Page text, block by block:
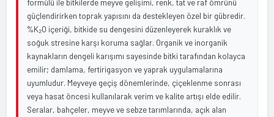
formülü ile bitkilerde meyve gelişimi, renk, tat ve raf ömrünü
güçlendirirken toprak yapısını da destekleyen özel bir gübredir.
%K₂O içeriği, bitkide su dengesini düzenleyerek kuraklık ve
soğuk stresine karşı koruma sağlar. Organik ve inorganik
kaynakların dengeli karışımı sayesinde bitki tarafından kolayca
emilir; damlama, fertirigasyon ve yaprak uygulamalarına
uyumludur. Meyveye geçiş dönemlerinde, çiçeklenme sonrası
veya hasat öncesi kullanılarak verim ve kalite artışı elde edilir.
Seralar, bahçeler, meyve ve sebze tarımlarında, açık alan